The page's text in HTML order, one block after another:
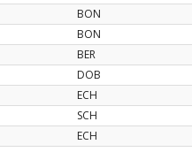
BON
BON
BER
DOB
ECH
SCH
ECH